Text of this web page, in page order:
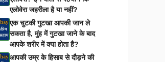
एलोवेरा जहरीला है या नहीं?
एक चुटकी गुटखा आपकी जान ले
सकता है, मुंह में गुटखा जाने के बाद
आपके शरीर में क्या होता है?
आपकी उम्र के हिसाब से दौड़ने की